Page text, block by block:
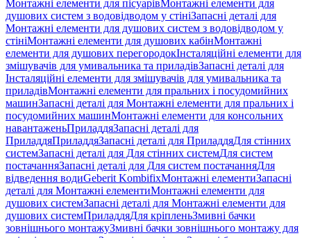
Монтажні елементи для пісуарівМонтажні елементи для
душових систем з водовідводом у стініЗапасні деталі для
Монтажні елементи для душових систем з водовідводом у
стініМонтажні елементи для душових кабінМонтажні
елементи для душових перегородокІнсталяційні елементи для
змішувачів для умивальника та приладівЗапасні деталі для
Інсталяційні елементи для змішувачів для умивальника та
приладівМонтажні елементи для пральних і посудомийних
машинЗапасні деталі для Монтажні елементи для пральних і
посудомийних машинМонтажні елементи для консольних
навантаженьПриладдяЗапасні деталі для
ПриладдяПриладдяЗапасні деталі для ПриладдяДля стінних
системЗапасні деталі для Для стінних системДля систем
постачанняЗапасні деталі для Для систем постачанняДля
відведення водиGeberit KombifixМонтажні елементиЗапасні
деталі для Монтажні елементиМонтажні елементи для
душових системЗапасні деталі для Монтажні елементи для
душових системПриладдяДля кріпленьЗмивні бачки
зовнішнього монтажуЗмивні бачки зовнішнього монтажу для